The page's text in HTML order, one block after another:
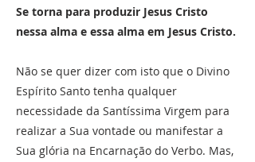
Se torna para produzir Jesus Cristo
nessa alma e essa alma em Jesus Cristo.
Não se quer dizer com isto que o Divino
Espírito Santo tenha qualquer
necessidade da Santíssima Virgem para
realizar a Sua vontade ou manifestar a
Sua glória na Encarnação do Verbo. Mas,